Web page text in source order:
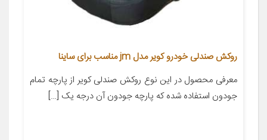
روکش صندلی خودرو کویر مدل jm مناسب برای ساینا
معرفی محصول در این نوع روکش صندلی کویر از پارچه تمام
جودون استفاده شده که پارچه جودون آن درجه یک […]